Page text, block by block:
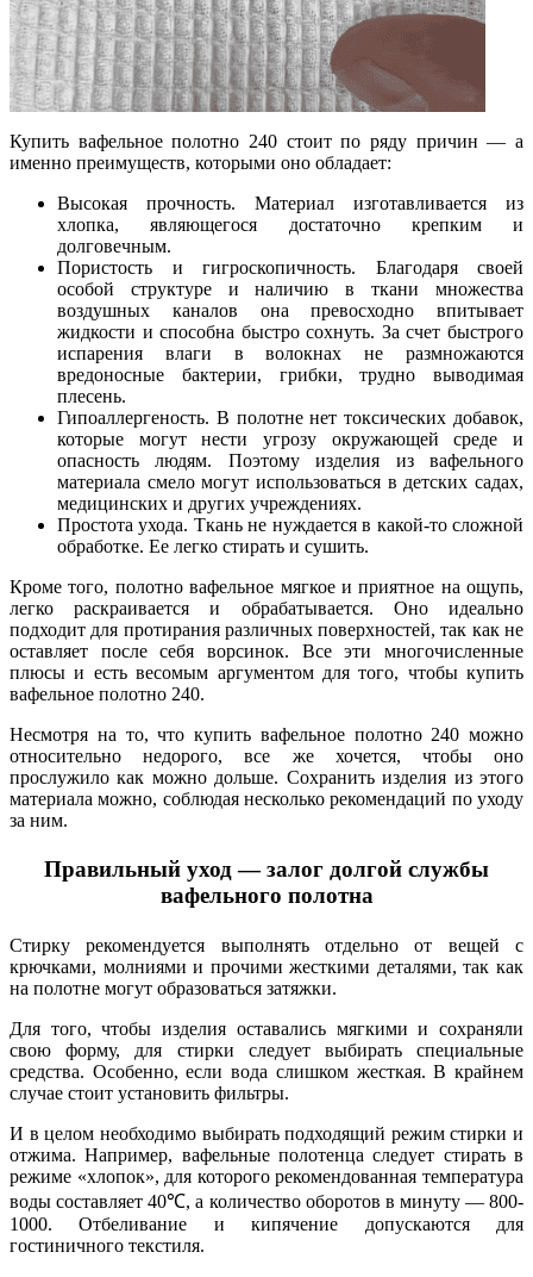
Купить вафельное полотно 240 стоит по ряду причин — а
именно преимуществ, которыми оно обладает:
Высокая прочность. Материал изготавливается из
хлопка, являющегося достаточно крепким и
долговечным.
Пористость и гигроскопичность. Благодаря своей
особой структуре и наличию в ткани множества
воздушных каналов она превосходно впитывает
жидкости и способна быстро сохнуть. За счет быстрого
испарения влаги в волокнах не размножаются
вредоносные бактерии, грибки, трудно выводимая
плесень.
Гипоаллергеность. В полотне нет токсических добавок,
которые могут нести угрозу окружающей среде и
опасность людям. Поэтому изделия из вафельного
материала смело могут использоваться в детских садах,
медицинских и других учреждениях.
Простота ухода. Ткань не нуждается в какой-то сложной
обработке. Ее легко стирать и сушить.
Кроме того, полотно вафельное мягкое и приятное на ощупь,
легко раскраивается и обрабатывается. Оно идеально
подходит для протирания различных поверхностей,так как не
оставляет после себя ворсинок. Все эти многочисленные
плюсы и есть весомым аргументом для того, чтобы купить
вафельное полотно 240.
Несмотря на то, что купить вафельное полотно 240 можно
относительно недорого, все же хочется, чтобы оно
прослужило как можно дольше. Сохранить изделия из этого
материала можно, соблюдая несколько рекомендаций по уходу
за ним.
Правильный уход — залог долгой службы
вафельного полотна
Стирку рекомендуется выполнять отдельно от вещей с
крючками, молниями и прочими жесткими деталями, так как
на полотне могут образоваться затяжки.
Для того, чтобы изделия оставались мягкими и сохраняли
свою форму, для стирки следует выбирать специальные
средства. Особенно, если вода слишком жесткая. В крайнем
случае стоит установить фильтры.
И в целом необходимо выбирать подходящий режим стирки и
отжима. Например, вафельные полотенца следует стирать в
режиме «хлопок», для которого рекомендованная температура
воды составляет 40℃, а количество оборотов в минуту — 800-
1000. Отбеливание и кипячение допускаются для
гостиничного текстиля.